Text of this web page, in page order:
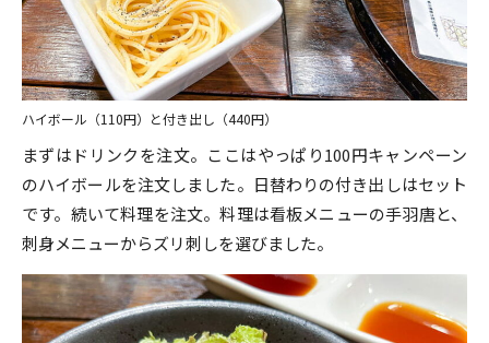
ハイボール（110円）と付き出し（440円）
まずはドリンクを注文。ここはやっぱり100円キャンペーン
のハイボールを注文しました。日替わりの付き出しはセット
です。続いて料理を注文。料理は看板メニューの手羽唐と、
刺身メニューからズリ刺しを選びました。